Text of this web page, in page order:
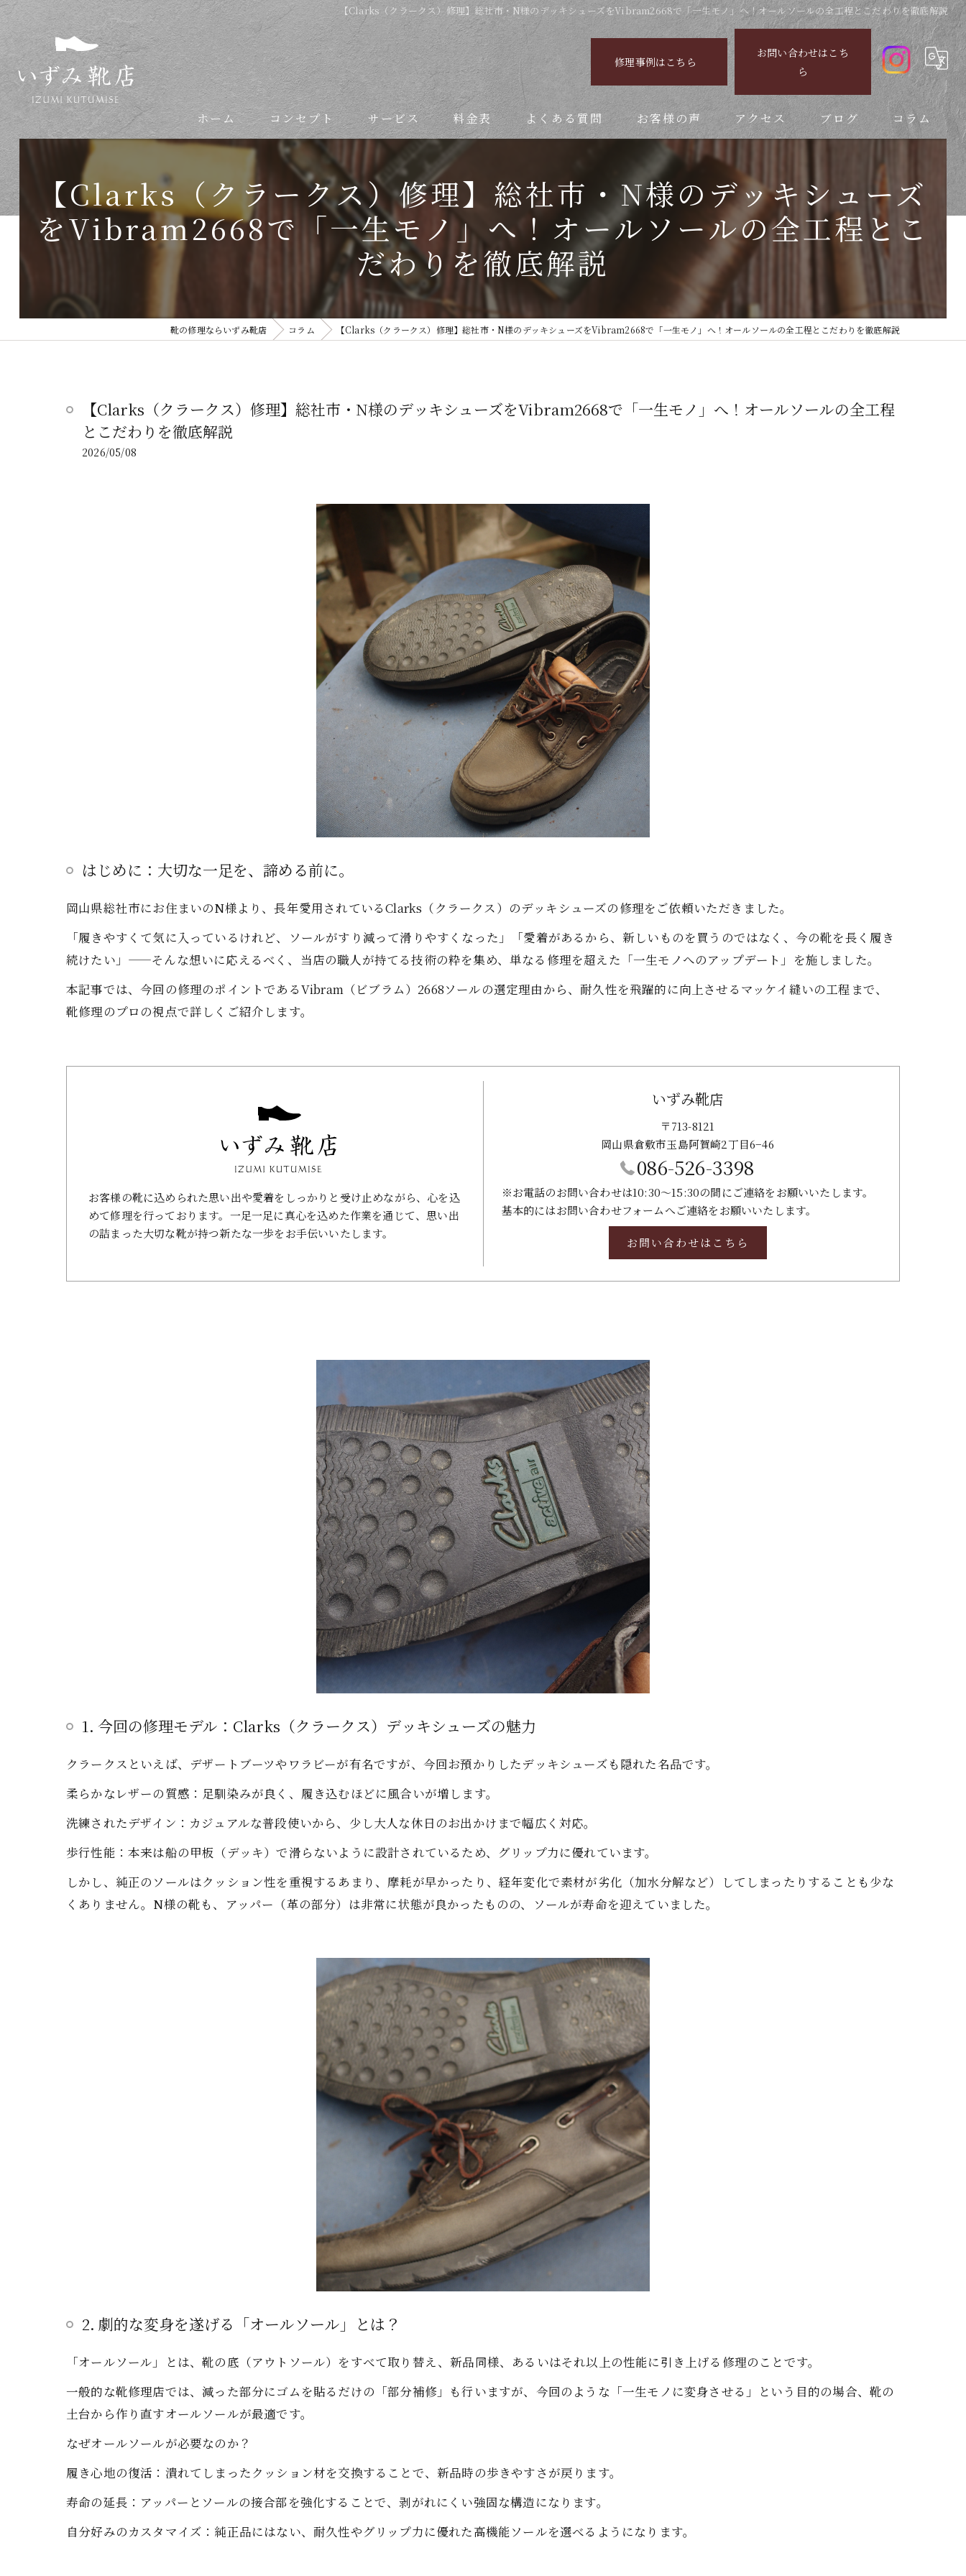
【Clarks（クラークス）修理】総社市・N様のデッキシューズをVibram2668で「一生モノ」へ！オールソールの全工程とこだわりを徹底解説
修理事例はこちら
お問い合わせはこち
ら
ホーム コンセプト
依頼の流れ
サービス 料金表 よくある質問 お客様の声 アクセス ブログ コラム
【Clarks（クラークス）修理】総社市・N様のデッキシューズ
をVibram2668で「一生モノ」へ！オールソールの全工程とこ
だわりを徹底解説
靴の修理ならいずみ靴店 コラム 【Clarks（クラークス）修理】総社市・N様のデッキシューズをVibram2668で「一生モノ」へ！オールソールの全工程とこだわりを徹底解説
【Clarks（クラークス）修理】総社市・N様のデッキシューズをVibram2668で「一生モノ」へ！オールソールの全工程
とこだわりを徹底解説
2026/05/08
はじめに：大切な一足を、諦める前に。
岡山県総社市にお住まいのN様より、長年愛用されているClarks（クラークス）のデッキシューズの修理をご依頼いただきました。
「履きやすくて気に入っているけれど、ソールがすり減って滑りやすくなった」「愛着があるから、新しいものを買うのではなく、今の靴を長く履き
続けたい」——そんな想いに応えるべく、当店の職人が持てる技術の粋を集め、単なる修理を超えた「一生モノへのアップデート」を施しました。
本記事では、今回の修理のポイントであるVibram（ビブラム）2668ソールの選定理由から、耐久性を飛躍的に向上させるマッケイ縫いの工程まで、
靴修理のプロの視点で詳しくご紹介します。
お客様の靴に込められた思い出や愛着をしっかりと受け止めながら、心を込
めて修理を行っております。一足一足に真心を込めた作業を通じて、思い出
の詰まった大切な靴が持つ新たな一歩をお手伝いいたします。
いずみ靴店
〒713-8121
岡山県倉敷市玉島阿賀崎2丁目6−46
086-526-3398
※お電話のお問い合わせは10:30～15:30の間にご連絡をお願いいたします。
基本的にはお問い合わせフォームへご連絡をお願いいたします。
お問い合わせはこちら
1. 今回の修理モデル：Clarks（クラークス）デッキシューズの魅力
クラークスといえば、デザートブーツやワラビーが有名ですが、今回お預かりしたデッキシューズも隠れた名品です。
柔らかなレザーの質感：足馴染みが良く、履き込むほどに風合いが増します。
洗練されたデザイン：カジュアルな普段使いから、少し大人な休日のお出かけまで幅広く対応。
歩行性能：本来は船の甲板（デッキ）で滑らないように設計されているため、グリップ力に優れています。
しかし、純正のソールはクッション性を重視するあまり、摩耗が早かったり、経年変化で素材が劣化（加水分解など）してしまったりすることも少な
くありません。N様の靴も、アッパー（革の部分）は非常に状態が良かったものの、ソールが寿命を迎えていました。
2. 劇的な変身を遂げる「オールソール」とは？
「オールソール」とは、靴の底（アウトソール）をすべて取り替え、新品同様、あるいはそれ以上の性能に引き上げる修理のことです。
一般的な靴修理店では、減った部分にゴムを貼るだけの「部分補修」も行いますが、今回のような「一生モノに変身させる」という目的の場合、靴の
土台から作り直すオールソールが最適です。
なぜオールソールが必要なのか？
履き心地の復活：潰れてしまったクッション材を交換することで、新品時の歩きやすさが戻ります。
寿命の延長：アッパーとソールの接合部を強化することで、剥がれにくい強固な構造になります。
自分好みのカスタマイズ：純正品にはない、耐久性やグリップ力に優れた高機能ソールを選べるようになります。